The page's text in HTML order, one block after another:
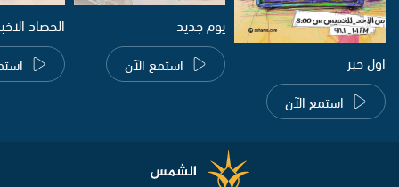
اول خبر
استمع الآن
يوم جديد
استمع الآن
الحصاد